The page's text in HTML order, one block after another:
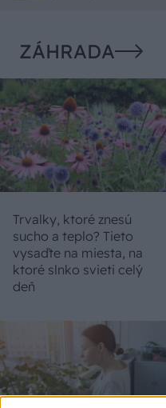
ZÁHRADA
Trvalky, ktoré znesú
sucho a teplo? Tieto
vysaďte na miesta, na
ktoré slnko svieti celý
deň